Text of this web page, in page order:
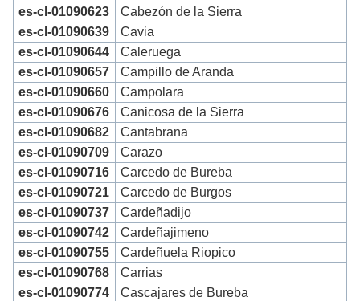
es-cl-01090623
Cabezón de la Sierra
es-cl-01090639
Cavia
es-cl-01090644
Caleruega
es-cl-01090657
Campillo de Aranda
es-cl-01090660
Campolara
es-cl-01090676
Canicosa de la Sierra
es-cl-01090682
Cantabrana
es-cl-01090709
Carazo
es-cl-01090716
Carcedo de Bureba
es-cl-01090721
Carcedo de Burgos
es-cl-01090737
Cardeñadijo
es-cl-01090742
Cardeñajimeno
es-cl-01090755
Cardeñuela Riopico
es-cl-01090768
Carrias
es-cl-01090774
Cascajares de Bureba